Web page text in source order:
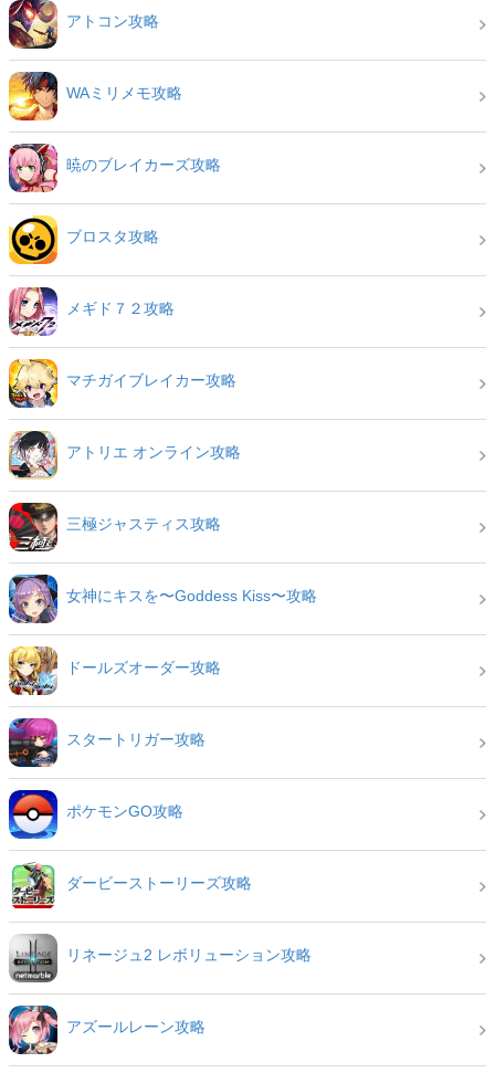
アトコン攻略
WAミリメモ攻略
暁のブレイカーズ攻略
ブロスタ攻略
メギド７２攻略
マチガイブレイカー攻略
アトリエ オンライン攻略
三極ジャスティス攻略
女神にキスを〜Goddess Kiss〜攻略
ドールズオーダー攻略
スタートリガー攻略
ポケモンGO攻略
ダービーストーリーズ攻略
リネージュ2 レボリューション攻略
アズールレーン攻略